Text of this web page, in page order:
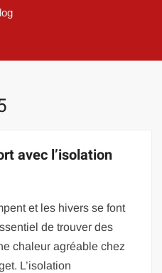
avec l’isolation
et les hivers se font
de trouver des
chaleur agréable chez
L’isolation